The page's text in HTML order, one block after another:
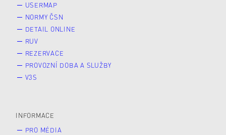
USERMAP
NORMY ČSN
DETAIL ONLINE
RUV
REZERVACE
PROVOZNÍ DOBA A SLUŽBY
V3S
INFORMACE
PRO MÉDIA